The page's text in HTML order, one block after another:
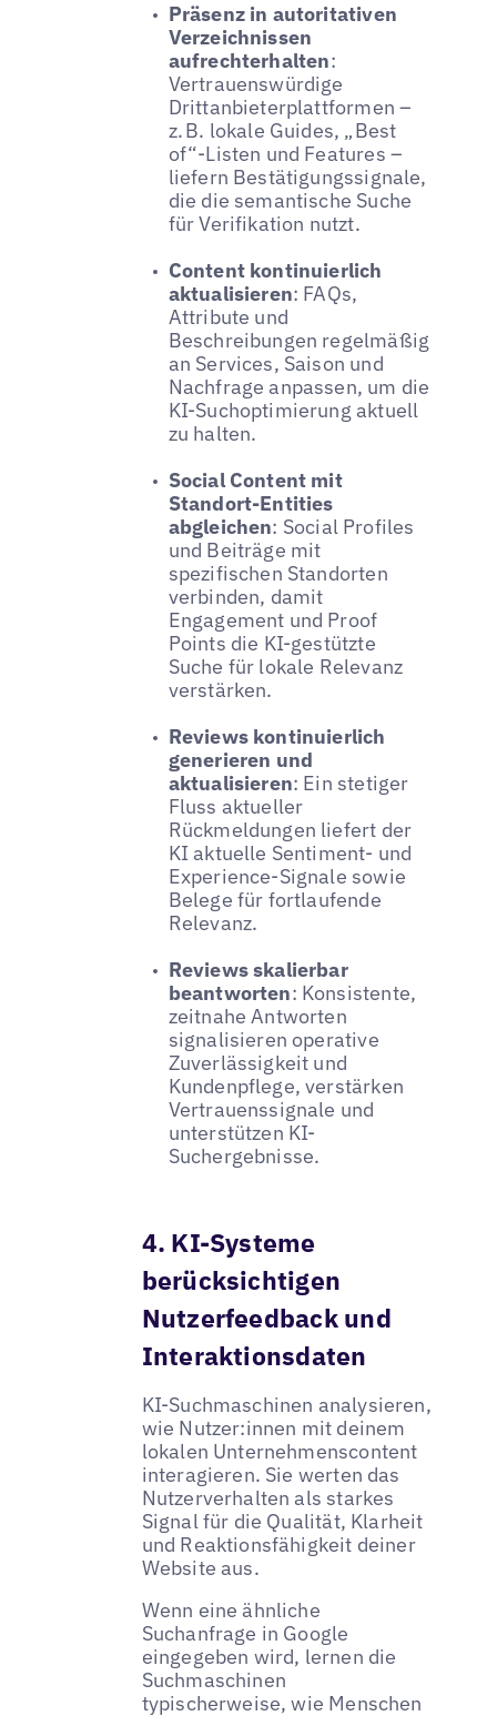
Präsenz in autoritativen
Verzeichnissen
aufrechterhalten:
Vertrauenswürdige
Drittanbieterplattformen –
z. B. lokale Guides, „Best
of“-Listen und Features –
liefern Bestätigungssignale,
die die semantische Suche
für Verifikation nutzt.
Content kontinuierlich
aktualisieren: FAQs,
Attribute und
Beschreibungen regelmäßig
an Services, Saison und
Nachfrage anpassen, um die
KI-Suchoptimierung aktuell
zu halten.
Social Content mit
Standort-Entities
abgleichen: Social Profiles
und Beiträge mit
spezifischen Standorten
verbinden, damit
Engagement und Proof
Points die KI-gestützte
Suche für lokale Relevanz
verstärken.
Reviews kontinuierlich
generieren und
aktualisieren: Ein stetiger
Fluss aktueller
Rückmeldungen liefert der
KI aktuelle Sentiment- und
Experience-Signale sowie
Belege für fortlaufende
Relevanz.
Reviews skalierbar
beantworten: Konsistente,
zeitnahe Antworten
signalisieren operative
Zuverlässigkeit und
Kundenpflege, verstärken
Vertrauenssignale und
unterstützen KI-
Suchergebnisse.
4. KI-Systeme
berücksichtigen
Nutzerfeedback und
Interaktionsdaten
KI-Suchmaschinen analysieren,
wie Nutzer:innen mit deinem
lokalen Unternehmenscontent
interagieren. Sie werten das
Nutzerverhalten als starkes
Signal für die Qualität, Klarheit
und Reaktionsfähigkeit deiner
Website aus.
Wenn eine ähnliche
Suchanfrage in Google
eingegeben wird, lernen die
Suchmaschinen
typischerweise, wie Menschen